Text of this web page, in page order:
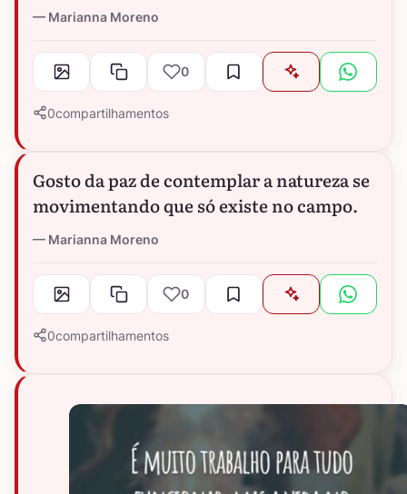
Marianna Moreno
0
0compartilhamentos
Gosto da paz de contemplar a natureza se
movimentando que só existe no campo.
Marianna Moreno
0
0compartilhamentos